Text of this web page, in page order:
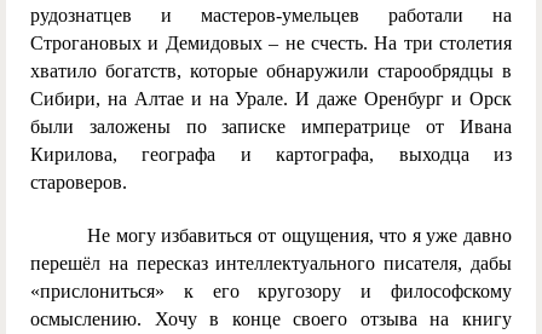
рудознатцев и мастеров-умельцев работали на
Строгановых и Демидовых – не счесть. На три столетия
хватило богатств, которые обнаружили старообрядцы в
Сибири, на Алтае и на Урале. И даже Оренбург и Орск
были заложены по записке императрице от Ивана
Кирилова, географа и картографа, выходца из
староверов.
Не могу избавиться от ощущения, что я уже давно
перешёл на пересказ интеллектуального писателя, дабы
«прислониться» к его кругозору и философскому
осмыслению. Хочу в конце своего отзыва на книгу